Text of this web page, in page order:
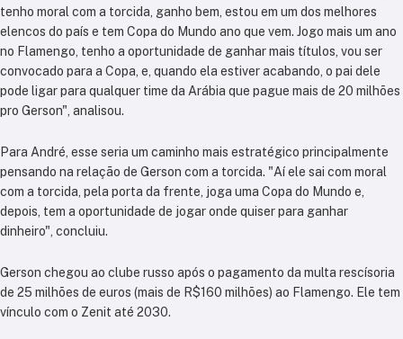
tenho moral com a torcida, ganho bem, estou em um dos melhores
elencos do país e tem Copa do Mundo ano que vem. Jogo mais um ano
no Flamengo, tenho a oportunidade de ganhar mais títulos, vou ser
convocado para a Copa, e, quando ela estiver acabando, o pai dele
pode ligar para qualquer time da Arábia que pague mais de 20 milhões
pro Gerson", analisou.
Para André, esse seria um caminho mais estratégico principalmente
pensando na relação de Gerson com a torcida. "Aí ele sai com moral
com a torcida, pela porta da frente, joga uma Copa do Mundo e,
depois, tem a oportunidade de jogar onde quiser para ganhar
dinheiro", concluiu.
Gerson chegou ao clube russo após o pagamento da multa rescísoria
de 25 milhões de euros (mais de R$160 milhões) ao Flamengo. Ele tem
vínculo com o Zenit até 2030.